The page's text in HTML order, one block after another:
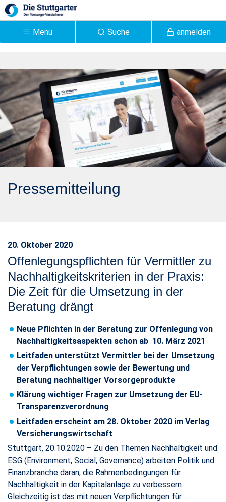
Zum Hauptinhalt springen
anmelden
Suche
Menü
Offenlegungspflichten für
Vermittler zu
Nachhaltigkeitskriterien
in der Praxis - Stuttgarter
Pressemitteilung
20. Oktober 2020
Offenlegungspflichten für Vermittler zu
Nachhaltigkeitskriterien in der Praxis:
Die Zeit für die Umsetzung in der
Beratung drängt
Neue Pflichten in der Beratung zur Offenlegung von
Nachhaltigkeitsaspekten schon ab 10. März 2021
Leitfaden unterstützt Vermittler bei der Umsetzung
der Verpflichtungen sowie der Bewertung und
Beratung nachhaltiger Vorsorgeprodukte​​​​​​​
Klärung wichtiger Fragen zur Umsetzung der EU-
Transparenzverordnung
Leitfaden erscheint am 28. Oktober 2020 im Verlag
Versicherungswirtschaft
Stuttgart, 20.10.2020 – Zu den Themen Nachhaltigkeit und
ESG (Environment, Social, Governance) arbeiten Politik und
Finanzbranche daran, die Rahmenbedingungen für
Nachhaltigkeit in der Kapitalanlage zu verbessern.
Gleichzeitig ist das mit neuen Verpflichtungen für